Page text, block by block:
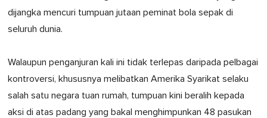
dijangka mencuri tumpuan jutaan peminat bola sepak di
seluruh dunia.
Walaupun penganjuran kali ini tidak terlepas daripada pelbagai
kontroversi, khususnya melibatkan Amerika Syarikat selaku
salah satu negara tuan rumah, tumpuan kini beralih kepada
aksi di atas padang yang bakal menghimpunkan 48 pasukan